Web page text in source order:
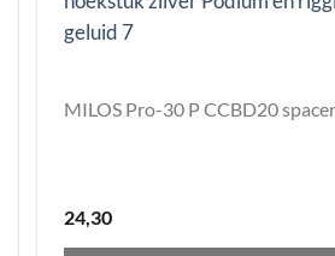
MILOS Pro-30 P CCBD20
24,30